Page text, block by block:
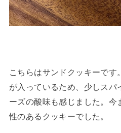
こちらはサンドクッキーで
が入っているため、少しスパ
ーズの酸味も感じました。今
性のあるクッキーでした。